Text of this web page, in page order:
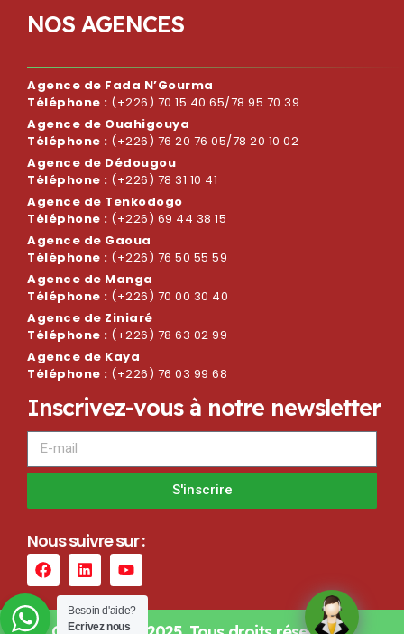
NOS AGENCES
Agence de Fada N’Gourma
Téléphone : (+226) 70 15 40 65/78 95 70 39
Agence de Ouahigouya
Téléphone : (+226) 76 20 76 05/78 20 10 02
Agence de Dédougou
Téléphone : (+226) 78 31 10 41
Agence de Tenkodogo
Téléphone : (+226) 69 44 38 15
Agence de Gaoua
Téléphone : (+226) 76 50 55 59
Agence de Manga
Téléphone : (+226) 70 00 30 40
Agence de Ziniaré
Téléphone : (+226) 78 63 02 99
Agence de Kaya
Téléphone : (+226) 76 03 99 68
Inscrivez-vous à notre newsletter
S'inscrire
Noussuivresur:
Besoin d'aide?
Ecrivez nous